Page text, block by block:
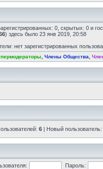
0, скрытых: 0 и
) здесь было 23 янв 2019, 20:58
нет зарегистрированных
Члены Общества
6 | Новый пользователь:
Пароль: